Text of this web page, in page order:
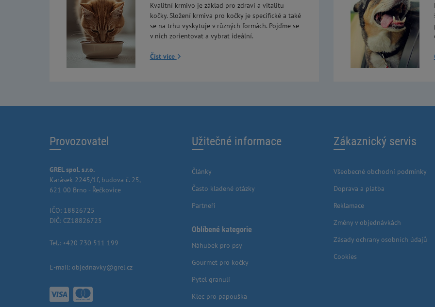
Kvalitní krmivo je základ pro zdraví a vitalitu
kočky. Složení krmiva pro kočky je specifické a také
se na trhu vyskytuje v různých formách. Pojďme se
v nich zorientovat a vybrat ideální.
Číst více
Provozovatel
GREL spol. s.r.o.
Karásek 2245/1f, budova č. 25,
621 00 Brno - Řečkovice
IČO: 18826725
DIČ: CZ18826725
Tel.: +420 730 511 199
E-mail: objednavky@grel.cz
Užitečné informace
Články
Často kladené otázky
Partneři
Oblíbené kategorie
Náhubek pro psy
Gourmet pro kočky
Pytel granulí
Klec pro papouška
Zákaznický servis
Všeobecné obchodní podmínky
Doprava a platba
Reklamace
Změny v objednávkách
Zásady ochrany osobních údajů
Cookies